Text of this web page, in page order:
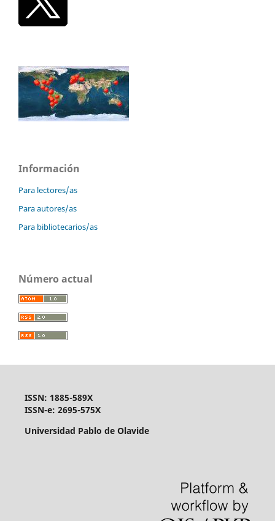
Información
Para lectores/as
Para autores/as
Para bibliotecarios/as
Número actual
ISSN: 1885-589X
ISSN-e: 2695-575X
Universidad Pablo de Olavide